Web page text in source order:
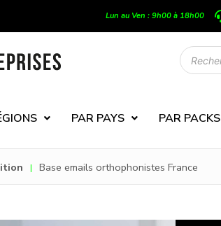
Lun au Ven : 9h00 à 18h00
PAR PAYS PAR PACKS
| Base emails orthophonistes France